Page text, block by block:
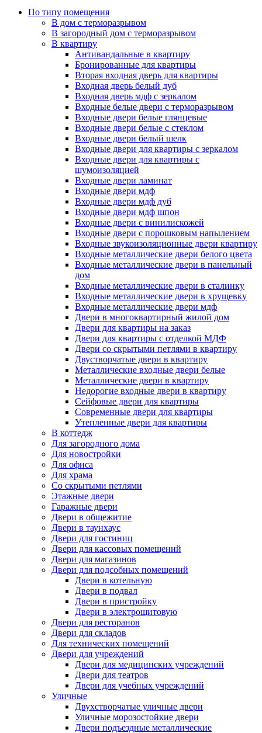
По типу помещения
В дом с терморазрывом
В загородный дом с терморазрывом
В квартиру
Антивандальные в квартиру
Бронированные для квартиры
Вторая входная дверь для квартиры
Входная дверь белый дуб
Входная дверь мдф с зеркалом
Входные белые двери с терморазрывом
Входные двери белые глянцевые
Входные двери белые с стеклом
Входные двери белый шелк
Входные двери для квартиры с зеркалом
Входные двери для квартиры с
шумоизоляцией
Входные двери ламинат
Входные двери мдф
Входные двери мдф дуб
Входные двери мдф шпон
Входные двери с винилискожей
Входные двери с порошковым напылением
Входные звукоизоляционные двери квартиру
Входные металлические двери белого цвета
Входные металлические двери в панельный
дом
Входные металлические двери в сталинку
Входные металлические двери в хрущевку
Входные металлические двери мдф
Двери в многоквартирный жилой дом
Двери для квартиры на заказ
Двери для квартиры с отделкой МДФ
Двери со скрытыми петлями в квартиру
Двустворчатые двери в квартиру
Металлические входные двери белые
Металлические двери в квартиру
Недорогие входные двери в квартиру
Сейфовые двери для квартиры
Современные двери для квартиры
Утепленные двери для квартиры
В коттедж
Для загородного дома
Для новостройки
Для офиса
Для храма
Со скрытыми петлями
Этажные двери
Гаражные двери
Двери в общежитие
Двери в таунхаус
Двери для гостиниц
Двери для кассовых помещений
Двери для магазинов
Двери для подсобных помещений
Двери в котельную
Двери в подвал
Двери в пристройку
Двери в электрощитовую
Двери для ресторанов
Двери для складов
Для технических помещений
Двери для учреждений
Двери для медицинских учреждений
Двери для театров
Двери для учебных учреждений
Уличные
Двухстворчатые уличные двери
Уличные морозостойкие двери
Двери подъездные металлические